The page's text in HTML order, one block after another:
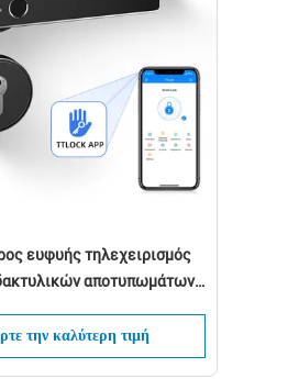
ευφυής τηλεχειρισμός
αποτυπωμάτων
την καλύτερη τιμή